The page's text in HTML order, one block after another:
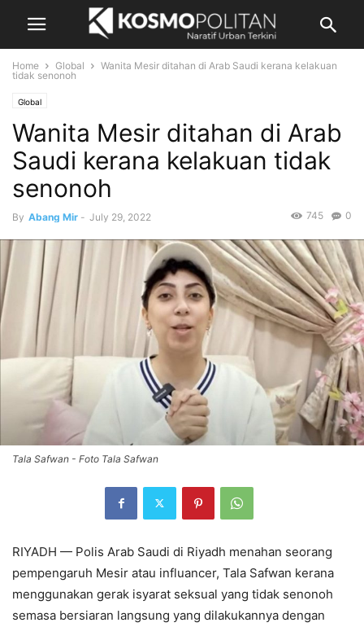
Home Global
Wanita Mesir ditahan di Arab Saudi kerana kelakuan
tidak senonoh
Global
Wanita Mesir ditahan di Arab
Saudi kerana kelakuan tidak
senonoh
By Abang Mir - July 29, 2022 0
745
Tala Safwan - Foto Tala Safwan
RIYADH — Polis Arab Saudi di Riyadh menahan seorang
pempengaruh Mesir atau influancer, Tala Safwan kerana
menggunakan gerak isyarat seksual yang tidak senonoh
semasa bersiaran langsung yang dilakukannya dengan